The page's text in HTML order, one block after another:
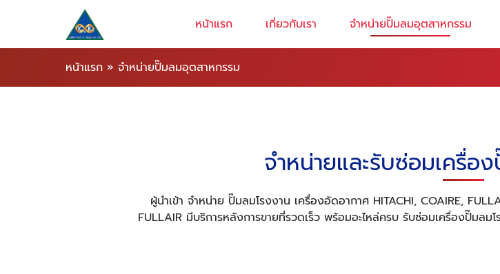
หน้าแรก เกี่ยวกับเรา จำหน่ายปั๊มลมอุตสาหกรรม
หน้าแรก » จำหน่ายปั๊มลมอุตสาหกรรม
จำหน่ายและรับซ่อมเครื่อ
ผู้นำเข้า จำหน่าย ปั๊มลมโรงงาน เครื่องอัดอากาศ HITACHI, COAIRE,
FULLAIR มีบริการหลังการขายที่รวดเร็ว พร้อมอะไหล่ครบ รับซ่อมเครื่องปั๊ม